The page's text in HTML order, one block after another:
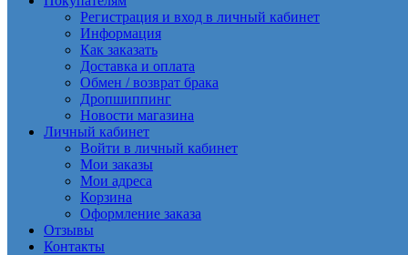
Регистрация и вход в личный кабинет
Информация
Как заказать
Доставка и оплата
Обмен / возврат брака
Дропшиппинг
Новости магазина
Личный кабинет
Войти в личный кабинет
Мои заказы
Мои адреса
Корзина
Оформление заказа
Отзывы
Контакты